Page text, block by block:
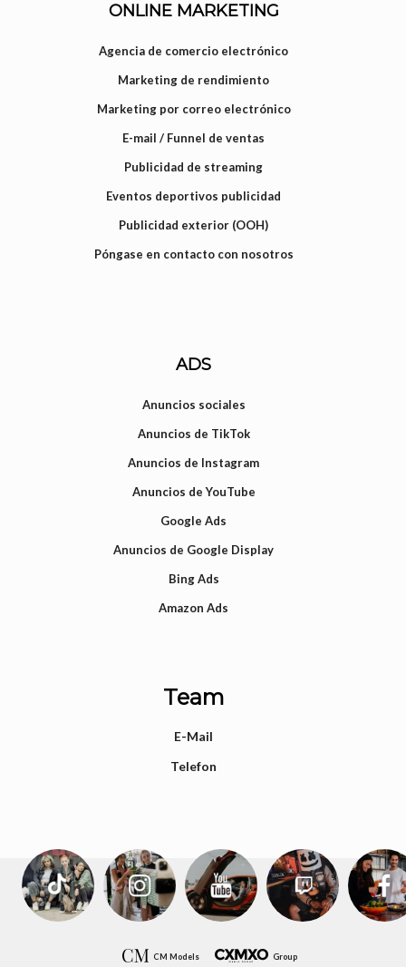
ONLINE MARKETING
Agencia de comercio electrónico
Marketing de rendimiento
Marketing por correo electrónico
E-mail / Funnel de ventas
Publicidad de streaming
Eventos deportivos publicidad
Publicidad exterior (OOH)
Póngase en contacto con nosotros
ADS
Anuncios sociales
Anuncios de TikTok
Anuncios de Instagram
Anuncios de YouTube
Google Ads
Anuncios de Google Display
Bing Ads
Amazon Ads
Team
E-Mail
Telefon
CM Models Group